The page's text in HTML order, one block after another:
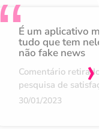
É um aplicativo
tudo que tem nele
não fake news
Comentário retirado
pesquisa de
30/01/2023
›